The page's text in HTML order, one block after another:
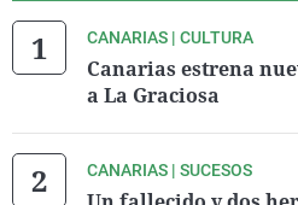
CANARIAS | CULTURA
Canarias estrena
a La Graciosa
CANARIAS | SUCESOS